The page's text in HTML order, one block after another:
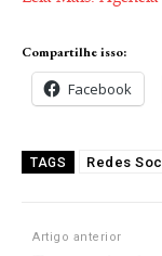
Compartilhe isso:
Facebook
TAGS Redes
Artigo anterior